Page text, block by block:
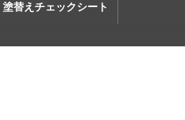
塗替えチェックシート